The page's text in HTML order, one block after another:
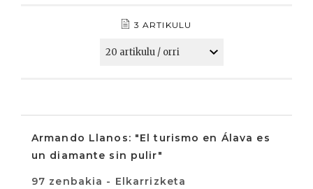
3 ARTIKULU
Armando Llanos: "El turismo en Álava es
un diamante sin pulir"
97 zenbakia - Elkarrizketa